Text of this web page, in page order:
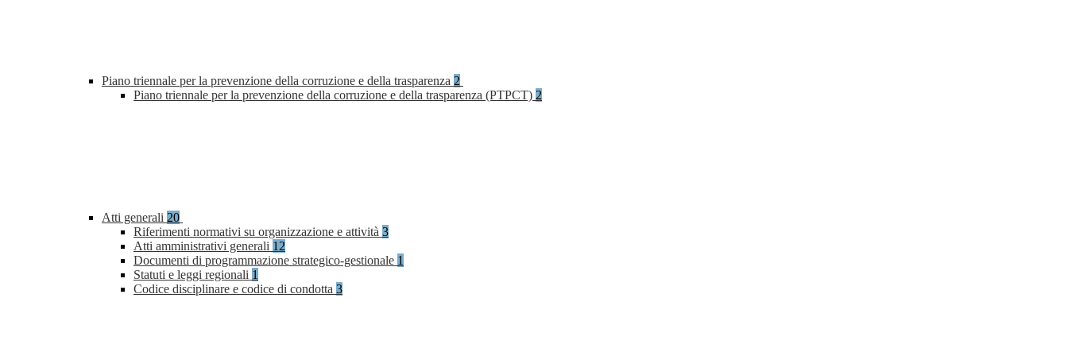
Piano triennale per la prevenzione della corruzione e della trasparenza 2
Piano triennale per la prevenzione della corruzione e della trasparenza (PTPCT) 2
Atti generali 20
Riferimenti normativi su organizzazione e attività 3
Atti amministrativi generali 12
Documenti di programmazione strategico-gestionale 1
Statuti e leggi regionali 1
Codice disciplinare e codice di condotta 3